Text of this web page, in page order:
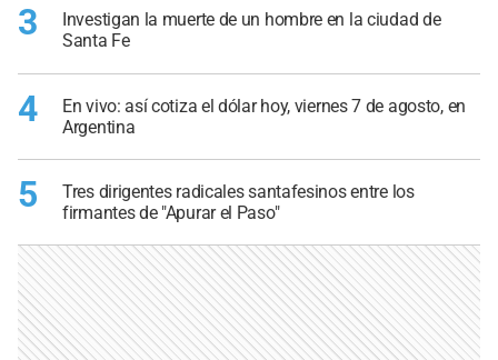
3
Investigan la muerte de un hombre en la ciudad de
Santa Fe
4
En vivo: así cotiza el dólar hoy, viernes 7 de agosto, en
Argentina
5
Tres dirigentes radicales santafesinos entre los
firmantes de "Apurar el Paso"